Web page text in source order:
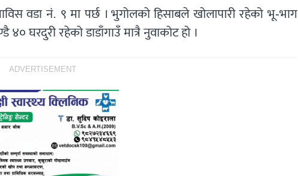
वडा नं. ९ मा पर्छ । भुगोलको हिसाबले खोलापारी रहेको भू-भाग
घरदुरी रहेको डाडाँगाउँ मात्रै नुवाकोट हो ।
ADVERTISEMENT